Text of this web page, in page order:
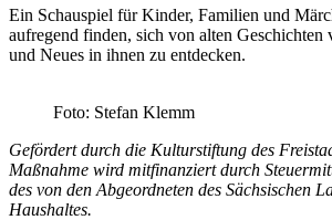
Ein Schauspiel für Kinder, Familien und
aufregend finden, sich von alten Geschichten
und Neues in ihnen zu entdecken.
Foto: Stefan Klemm
Gefördert durch die Kulturstiftung des
Maßnahme wird mitfinanziert durch
des von den Abgeordneten des Sächsischen
Haushaltes.